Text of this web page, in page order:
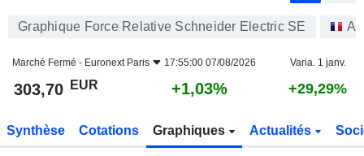
Graphique Force Relative Schneider Electric SE
Marché Fermé - Euronext Paris 17:55:00 07/08/2026 Varia. 1 janv.
303,70 EUR +1,03% +29,29%
Synthèse Cotations Graphiques Actualités